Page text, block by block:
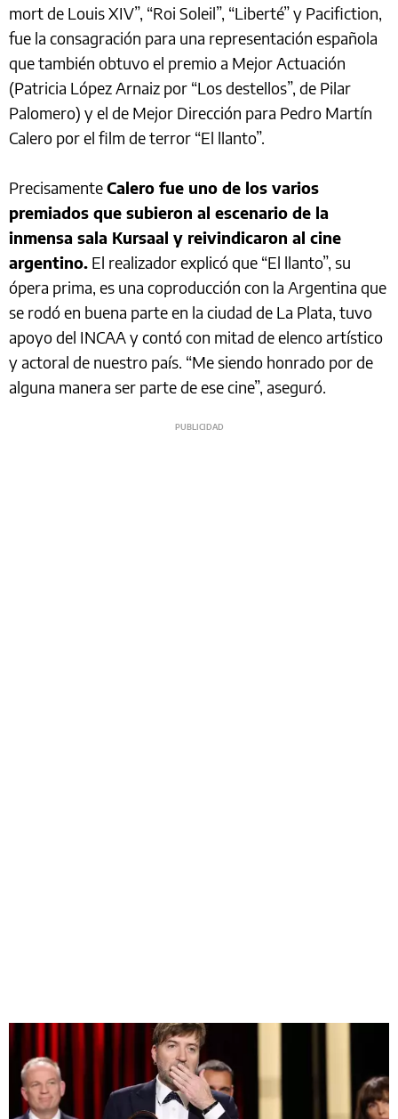
mort de Louis XIV”, “Roi Soleil”, “Liberté” y Pacifiction,
fue la consagración para una representación española
que también obtuvo el premio a Mejor Actuación
(Patricia López Arnaiz por “Los destellos”, de Pilar
Palomero) y el de Mejor Dirección para Pedro Martín
Calero por el film de terror “El llanto”.
PrecisamenteCalero fue uno de los varios
premiados que subieron al escenario de la
inmensa sala Kursaal y reivindicaron al cine
argentino. El realizador explicó que “El llanto”, su
ópera prima, es una coproducción con la Argentina que
se rodó en buena parte en la ciudad de La Plata, tuvo
apoyo del INCAA y contó con mitad de elenco artístico
y actoral de nuestro país. “Me siendo honrado por de
alguna manera ser parte de ese cine”, aseguró.